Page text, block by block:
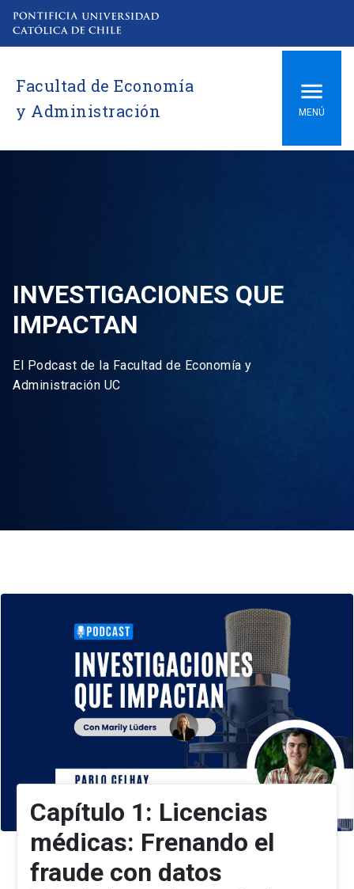
Facultad de Economía
y Administración
MENÚ
INVESTIGACIONES QUE
IMPACTAN
El Podcast de la Facultad de Economía y
Administración UC
Capítulo 1: Licencias
médicas: Frenando el
fraude con datos